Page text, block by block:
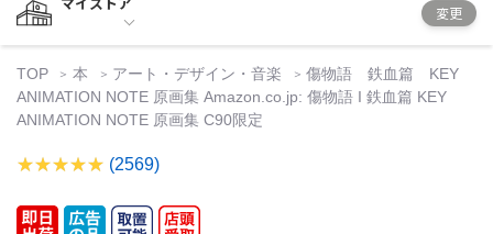
変更
TOP 本 アート・デザイン・音楽
傷物語 鉄血篇 KEY
ANIMATION NOTE 原画集 Amazon.co.jp: 傷物語 I 鉄血篇 KEY
ANIMATION NOTE 原画集 C90限定
(2569)